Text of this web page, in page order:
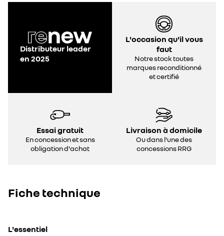
Distributeur leader
en 2025
L'occasion qu'il vous
faut
Notre stock toutes
marques reconditionné
et certifié
Essai gratuit
En concession et sans
obligation d'achat
Livraison à domicile
Ou dans l'une des
concessions RRG
Fiche technique
L'essentiel